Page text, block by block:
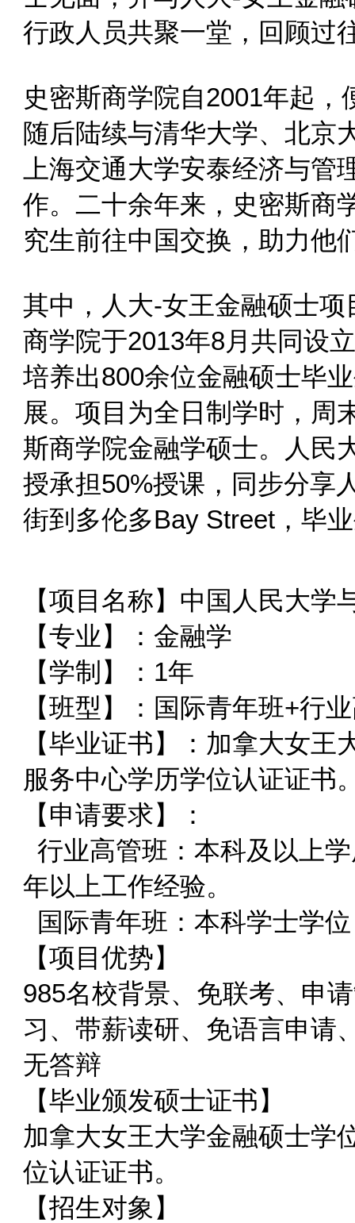
行政人员共聚一堂，回顾过
史密斯商学院自2001年起
随后陆续与清华大学、北京
上海交通大学安泰经济与
作。二十余年来，史密斯商
究生前往中国交换，助力他
其中，人大-女王金融硕士
商学院于2013年8月共同设
培养出800余位金融硕士毕
展。项目为全日制学时，周
斯商学院金融学硕士。人民
授承担50%授课，同步分享
街到多伦多Bay Street，毕
【项目名称】中国人民大
【专业】：金融学
【学制】：1年
【班型】：国际青年班+行
【毕业证书】： 加拿大女王
服务中心学历学位认证证书
【申请要求】：
行业高管班：本科及以上
年以上工作经验。
国际青年班：本科学士学
【项目优势】
985名校背景、免联考、申
习、带薪读研、免语言申请
无答辩
【毕业颁发硕士证书】
加拿大女王大学金融硕士学
位认证证书。
【招生对象】